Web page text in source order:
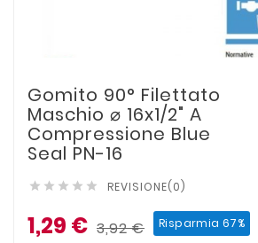
Gomito 90° Filettato
Maschio ⌀ 16x1/2" A
Compressione Blue
Seal PN-16
     REVISIONE(0)
1,29 € 3,92 € Risparmia 67%